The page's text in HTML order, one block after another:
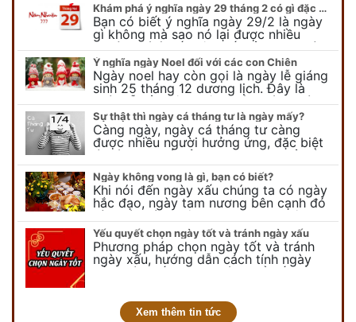
Khám phá ý nghĩa ngày 29 tháng 2 có gì đặc biệt?
Bạn có biết ý nghĩa ngày 29/2 là ngày
gì không mà sao nó lại được nhiều
người chú ý đến vậy. Tất cả mọi người
đều cho rằng đây…
Ý nghĩa ngày Noel đối với các con Chiên
Ngày noel hay còn gọi là ngày lễ giáng
sinh 25 tháng 12 dương lịch. Đây là
ngày lễ của bên thiên chúa giáo, ngày
lễ thiên chúa giáng sinh,…
Sự thật thì ngày cá tháng tư là ngày mấy?
Càng ngày, ngày cá tháng tư càng
được nhiều người hưởng ứng, đặc biệt
là các bạn trẻ bởi họ sẽ nghĩ ra đủ trò
vui chơi, tinh nghịch, hài…
Ngày không vong là gì, bạn có biết?
Khi nói đến ngày xấu chúng ta có ngày
hắc đạo, ngày tam nương bên cạnh đó
còn có ngày không vong. Tuy nhiên khi
nói đến ngày không vong…
Yếu quyết chọn ngày tốt và tránh ngày xấu
Phương pháp chọn ngày tốt và tránh
ngày xấu, hướng dẫn cách tính ngày
tốt, ngày xấu trong tháng để tiến hành
Xem thêm tin tức